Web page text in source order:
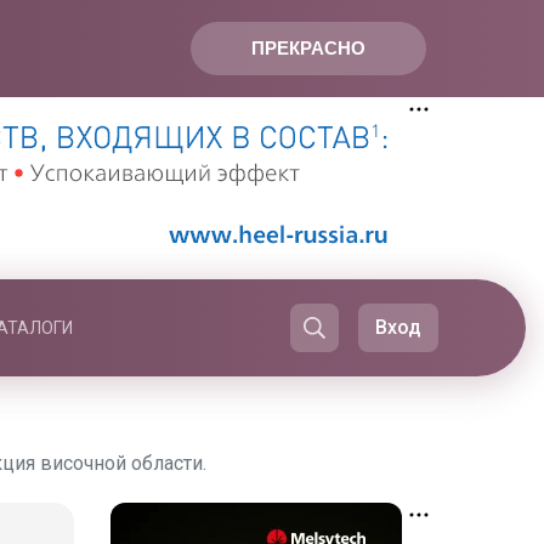
ПРЕКРАСНО
Вход
височной области.